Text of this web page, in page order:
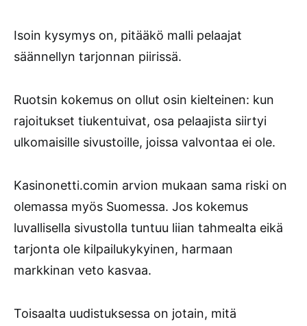
Isoin kysymys on, pitääkö malli pelaajat
säännellyn tarjonnan piirissä.
Ruotsin kokemus on ollut osin kielteinen: kun
rajoitukset tiukentuivat, osa pelaajista siirtyi
ulkomaisille sivustoille, joissa valvontaa ei ole.
Kasinonetti.comin arvion mukaan sama riski on
olemassa myös Suomessa. Jos kokemus
luvallisella sivustolla tuntuu liian tahmealta eikä
tarjonta ole kilpailukykyinen, harmaan
markkinan veto kasvaa.
Toisaalta uudistuksessa on jotain, mitä